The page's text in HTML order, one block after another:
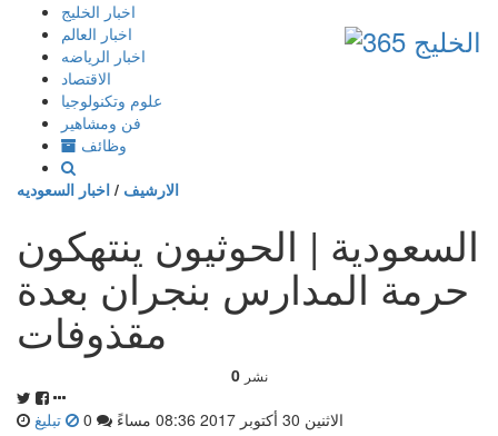
إذهب
المحتوى
اخبار الخليج
اخبار العالم
اخبار الرياضه
الاقتصاد
علوم وتكنولوجيا
فن ومشاهير
وظائف
الارشيف / اخبار السعوديه
السعودية | الحوثيون ينتهكون
حرمة المدارس بنجران بعدة
مقذوفات
0 نشر
الاثنين 30 أكتوبر 2017 08:36 مساءً تبليغ